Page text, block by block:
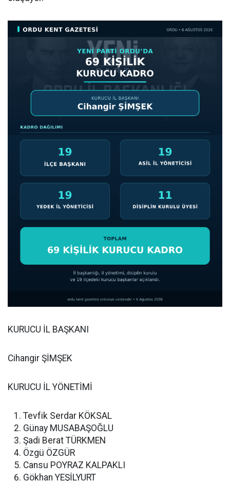
KURUCU İL BAŞKANI
Cihangir ŞİMŞEK
KURUCU İL YÖNETİMİ
Tevfik Serdar KÖKSAL
Günay MUSABAŞOĞLU
Şadi Berat TÜRKMEN
Özgü ÖZGÜR
Cansu POYRAZ KALPAKLI
Gökhan YEŞİLYURT